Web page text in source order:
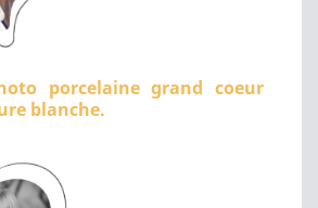
porcelaine grand coeur
blanche.